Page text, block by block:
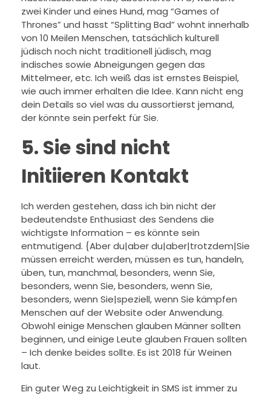
zwei Kinder und eines Hund, mag “Games of
Thrones” und hasst “Splitting Bad” wohnt innerhalb
von 10 Meilen Menschen, tatsächlich kulturell
jüdisch noch nicht traditionell jüdisch, mag
indisches sowie Abneigungen gegen das
Mittelmeer, etc. Ich weiß das ist ernstes Beispiel,
wie auch immer erhalten die Idee. Kann nicht eng
dein Details so viel was du aussortierst jemand,
der könnte sein perfekt für Sie.
5. Sie sind nicht
Initiieren Kontakt
Ich werden gestehen, dass ich bin nicht der
bedeutendste Enthusiast des Sendens die
wichtigste Information – es könnte sein
entmutigend. {Aber du|aber du|aber|trotzdem|Sie
müssen erreicht werden, müssen es tun, handeln,
üben, tun, manchmal, besonders, wenn Sie,
besonders, wenn Sie, besonders, wenn Sie,
besonders, wenn Sie|speziell, wenn Sie kämpfen
Menschen auf der Website oder Anwendung.
Obwohl einige Menschen glauben Männer sollten
beginnen, und einige Leute glauben Frauen sollten
– Ich denke beides sollte. Es ist 2018 für Weinen
laut.
Ein guter Weg zu Leichtigkeit in SMS ist immer zu